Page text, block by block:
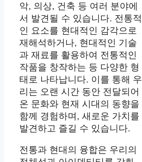
악, 의상, 건축 등 여러 분야에
서 발견될 수 있습니다. 전통적
인 요소를 현대적인 감각으로
재해석하거나, 현대적인 기술
과 재료를 활용하여 전통적인
작품을 창작하는 등 다양한 형
태로 나타납니다. 이를 통해 우
리는 오랜 시간 동안 전달되어
온 문화와 현재 시대의 동향을
함께 경험하며, 새로운 가치를
발견하고 즐길 수 있습니다.
전통과 현대의 융합은 우리의